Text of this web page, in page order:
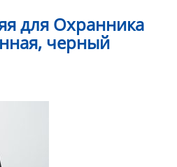
для Охранника
черный